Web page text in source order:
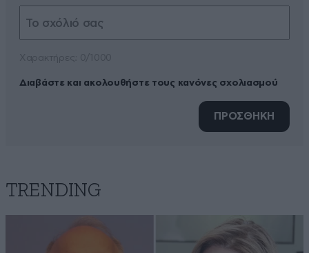
Διαβάστε και ακολουθήστε τους κανόνες σχολιασμού
ΠΡΟΣΘΗΚΗ
TRENDING